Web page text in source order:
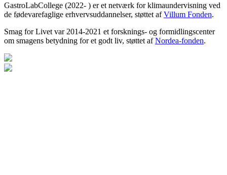
GastroLabCollege (2022- ) er et netværk for klimaundervisning ved
de fødevarefaglige erhvervsuddannelser, støttet afVillum Fonden.
Smag for Livet var 2014-2021 et forsknings- og formidlingscenter
om smagens betydning for et godt liv, støttet afNordea-fonden.